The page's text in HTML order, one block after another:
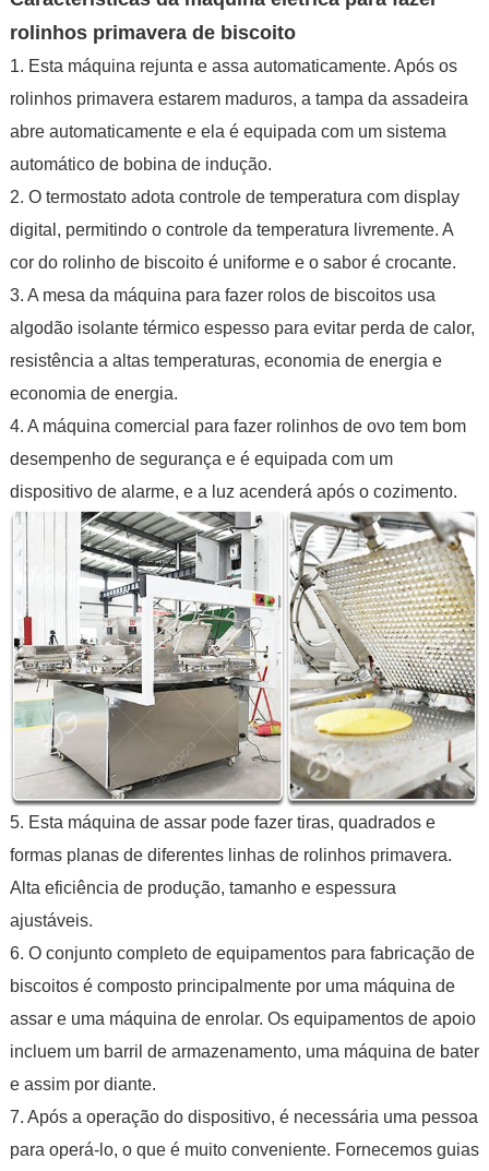
rolinhos primavera de biscoito
1. Esta máquina rejunta e assa automaticamente. Após os
rolinhos primavera estarem maduros, a tampa da assadeira
abre automaticamente e ela é equipada com um sistema
automático de bobina de indução.
2. O termostato adota controle de temperatura com display
digital, permitindo o controle da temperatura livremente. A
cor do rolinho de biscoito é uniforme e o sabor é crocante.
3. A mesa da máquina para fazer rolos de biscoitos usa
algodão isolante térmico espesso para evitar perda de calor,
resistência a altas temperaturas, economia de energia e
economia de energia.
4. A máquina comercial para fazer rolinhos de ovo tem bom
desempenho de segurança e é equipada com um
dispositivo de alarme, e a luz acenderá após o cozimento.
5. Esta máquina de assar pode fazer tiras, quadrados e
formas planas de diferentes linhas de rolinhos primavera.
Alta eficiência de produção, tamanho e espessura
ajustáveis.
6. O conjunto completo de equipamentos para fabricação de
biscoitos é composto principalmente por uma máquina de
assar e uma máquina de enrolar. Os equipamentos de apoio
incluem um barril de armazenamento, uma máquina de bater
e assim por diante.
7. Após a operação do dispositivo, é necessária uma pessoa
para operá-lo, o que é muito conveniente. Fornecemos guias